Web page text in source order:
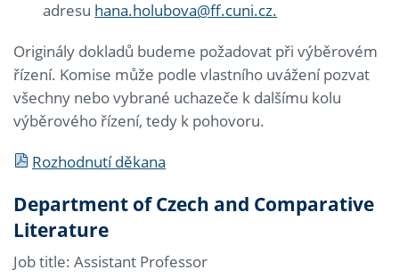
adresu hana.holubova@ff.cuni.cz.
Originály dokladů budeme požadovat při výběrovém
řízení. Komise může podle vlastního uvážení pozvat
všechny nebo vybrané uchazeče k dalšímu kolu
výběrového řízení, tedy k pohovoru.
Rozhodnutí děkana
Department of Czech and Comparative
Literature
Job title: Assistant Professor